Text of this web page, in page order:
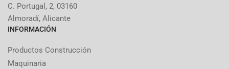
C. Portugal, 2, 03160
Almoradí, Alicante
INFORMACIÓN
Productos Construcción
Maquinaria